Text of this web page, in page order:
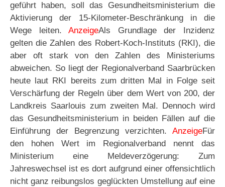
geführt haben, soll das Gesundheitsministerium die
Aktivierung der 15-Kilometer-Beschränkung in die
Wege leiten.AnzeigeAls Grundlage der Inzidenz
gelten die Zahlen des Robert-Koch-Instituts (RKI), die
aber oft stark von den Zahlen des Ministeriums
abweichen. So liegt der Regionalverband Saarbrücken
heute laut RKI bereits zum dritten Mal in Folge seit
Verschärfung der Regeln über dem Wert von 200, der
Landkreis Saarlouis zum zweiten Mal. Dennoch wird
das Gesundheitsministerium in beiden Fällen auf die
Einführung der Begrenzung verzichten. AnzeigeFür
den hohen Wert im Regionalverband nennt das
Ministerium eine Meldeverzögerung: Zum
Jahreswechsel ist es dort aufgrund einer offensichtlich
nicht ganz reibungslos geglückten Umstellung auf eine